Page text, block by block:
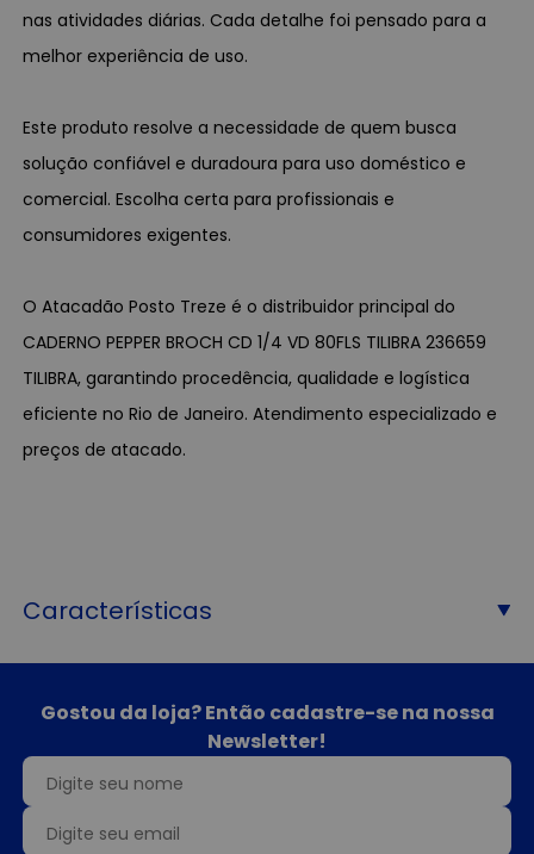
nas atividades diárias. Cada detalhe foi pensado para a
melhor experiência de uso.
Este produto resolve a necessidade de quem busca
solução confiável e duradoura para uso doméstico e
comercial. Escolha certa para profissionais e
consumidores exigentes.
O Atacadão Posto Treze é o distribuidor principal do
CADERNO PEPPER BROCH CD 1/4 VD 80FLS TILIBRA 236659
TILIBRA, garantindo procedência, qualidade e logística
eficiente no Rio de Janeiro. Atendimento especializado e
preços de atacado.
Características
Gostou da loja? Então cadastre-se na nossa
Newsletter!